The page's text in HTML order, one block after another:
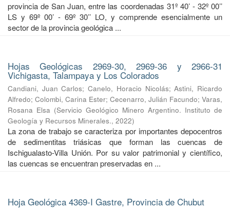
provincia de San Juan, entre las coordenadas 31º 40’ - 32º 00’’
LS y 69º 00’ - 69º 30’’ LO, y comprende esencialmente un
sector de la provincia geológica ...
Hojas Geológicas 2969-30, 2969-36 y 2966-31
Vichigasta, Talampaya y Los Colorados
Candiani, Juan Carlos;Canelo, Horacio Nicolás;Astini, Ricardo
Alfredo; Colombi, Carina Ester; Cecenarro, Julián Facundo; Varas,
Rosana Elsa (Servicio Geológico Minero Argentino. Instituto de
Geología y Recursos Minerales., 2022)
La zona de trabajo se caracteriza por importantes depocentros
de sedimentitas triásicas que forman las cuencas de
Ischigualasto-Villa Unión. Por su valor patrimonial y cientíﬁco,
las cuencas se encuentran preservadas en ...
Hoja Geológica 4369-I Gastre, Provincia de Chubut